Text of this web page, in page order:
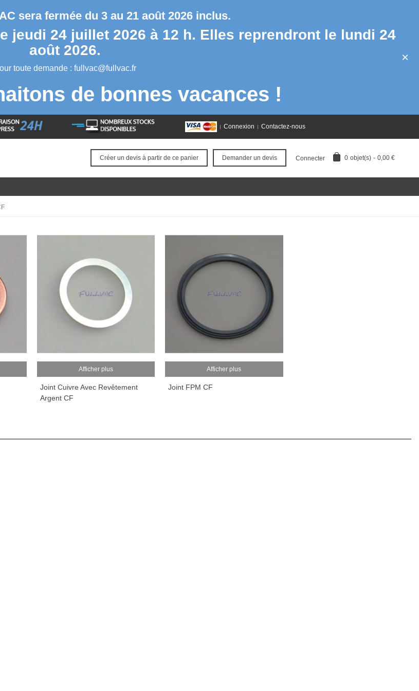
sera fermée du 3 au 21 août 2026 inclus.
jeudi 24 juillet 2026 à 12 h. Elles reprendront le lundi 24
août 2026.
toute demande : fullvac@fullvac.fr
de bonnes vacances !
×
Connexion Contactez-nous
Créer un devis à partir de ce panier Demander un devis Connecter 0 objet(s) - 0,00 €
Afficher plus
Joint Cuivre Avec Revêtement
Argent CF
Afficher plus
Joint FPM CF